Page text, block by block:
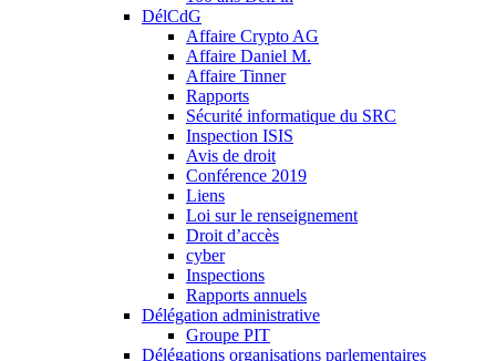
DélCdG
Affaire Crypto AG
Affaire Daniel M.
Affaire Tinner
Rapports
Sécurité informatique du SRC
Inspection ISIS
Avis de droit
Conférence 2019
Liens
Loi sur le renseignement
Droit d’accès
cyber
Inspections
Rapports annuels
Délégation administrative
Groupe PIT
Délégations organisations parlementaires